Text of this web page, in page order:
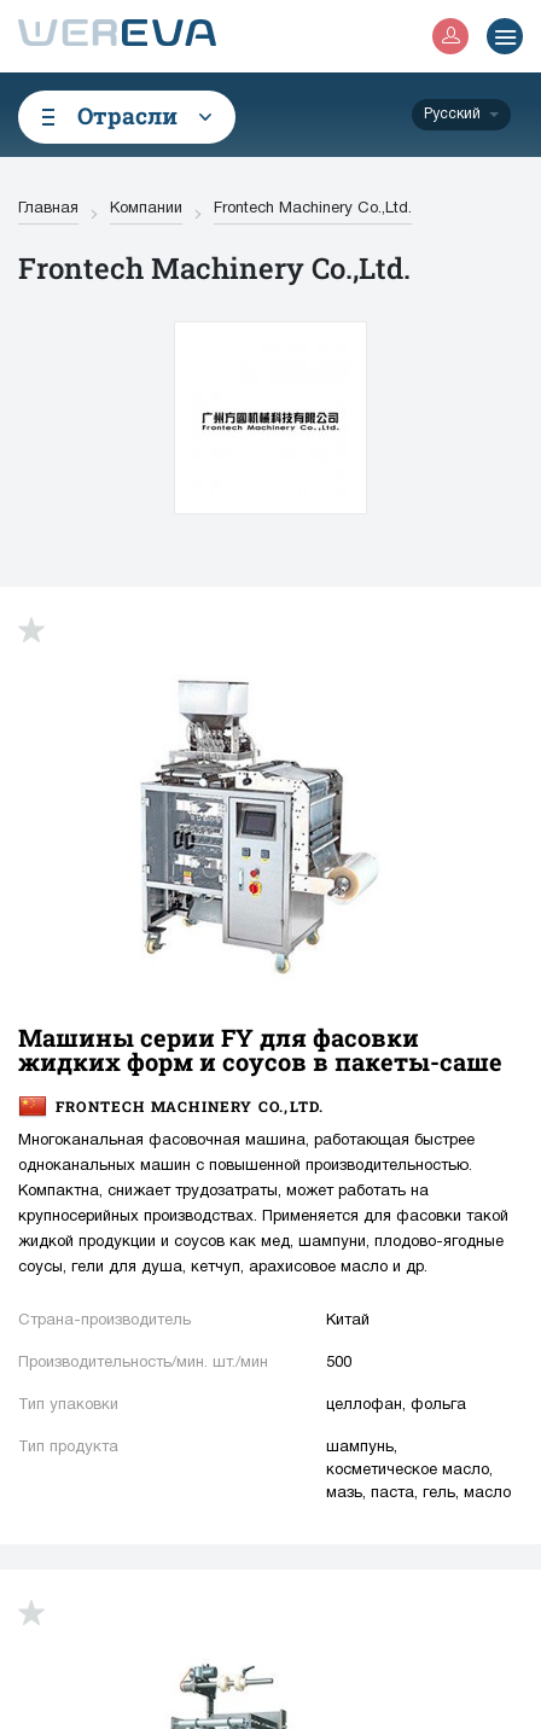
Отрасли Русский
Главная Компании Frontech Machinery Co.,Ltd.
Frontech Machinery Co.,Ltd.
Машины серии FY для фасовки
жидких форм и соусов в пакеты-саше
FRONTECH MACHINERY CO.,LTD.
Многоканальная фасовочная машина, работающая быстрее
одноканальных машин с повышенной производительностью.
Компактна, снижает трудозатраты, может работать на
крупносерийных производствах. Применяется для фасовки такой
жидкой продукции и соусов как мед, шампуни, плодово-ягодные
соусы, гели для душа, кетчуп, арахисовое масло и др.
Страна-производитель Китай
Производительность/мин. шт./мин 500
Тип упаковки целлофан, фольга
Тип продукта
шампунь,
косметическое масло,
мазь, паста, гель, масло